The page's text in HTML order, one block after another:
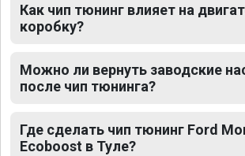
Как чип тюнинг влияет на
коробку?
Можно ли вернуть заводские
после чип тюнинга?
Где сделать чип тюнинг Ford
Ecoboost в Туле?